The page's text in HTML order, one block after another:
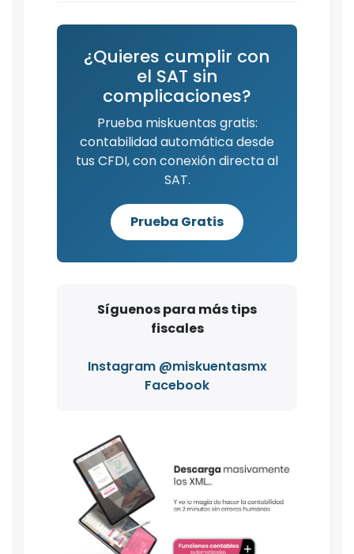
¿Quieres cumplir con
el SAT sin
complicaciones?
Prueba miskuentas gratis:
contabilidad automática desde
tus CFDI, con conexión directa al
SAT.
Prueba Gratis
Síguenos para más tips
fiscales
Instagram @miskuentasmx
Facebook